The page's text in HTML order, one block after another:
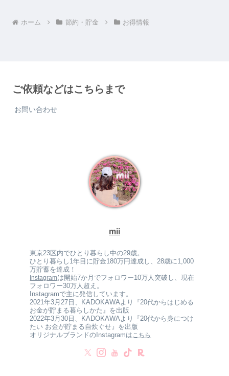
ホーム 節約・貯金 お得情報
ご依頼などはこちらまで
お問い合わせ
mii
東京23区内でひとり暮らし中の29歳。
ひとり暮らし1年目に貯金180万円達成し、28歳に1,000
万貯蓄を達成！
Instagramは開始7か月でフォロワー10万人突破し、現在
フォロワー30万人超え。
Instagramで主に発信しています。
2021年3月27日、KADOKAWAより『20代からはじめる
お金が貯まる暮らしかた』を出版
2022年3月30日、KADOKAWAより『20代から身につけ
たい お金が貯まる自炊ぐせ』を出版
オリジナルブランドのInstagramは こちら